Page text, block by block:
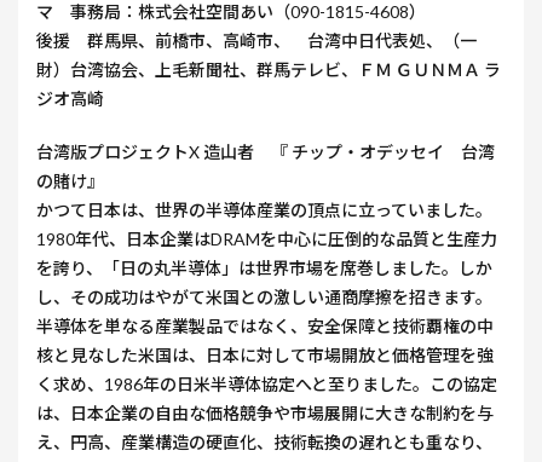
マ 事務局：株式会社空間あい（090-1815-4608）
後援 群馬県、前橋市、高崎市、 台湾中日代表処、（一
財）台湾協会、上毛新聞社、群馬テレビ、ＦＭ ＧＵＮＭＡ ラ
ジオ高崎
台湾版プロジェクトX 造山者 『 チップ・オデッセイ 台湾
の賭け』
かつて日本は、世界の半導体産業の頂点に立っていました。
1980年代、日本企業はDRAMを中心に圧倒的な品質と生産力
を誇り、「日の丸半導体」は世界市場を席巻しました。しか
し、その成功はやがて米国との激しい通商摩擦を招きます。
半導体を単なる産業製品ではなく、安全保障と技術覇権の中
核と見なした米国は、日本に対して市場開放と価格管理を強
く求め、1986年の日米半導体協定へと至りました。この協定
は、日本企業の自由な価格競争や市場展開に大きな制約を与
え、円高、産業構造の硬直化、技術転換の遅れとも重なり、